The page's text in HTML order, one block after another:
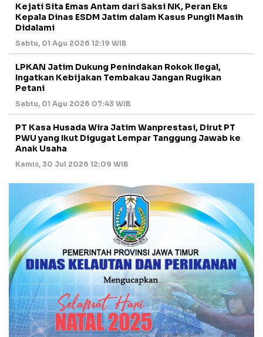
Kejati Sita Emas Antam dari Saksi NK, Peran Eks
Kepala Dinas ESDM Jatim dalam Kasus Pungli Masih
Didalami
Sabtu, 01 Agu 2026 12:19 WIB
LPKAN Jatim Dukung Penindakan Rokok Ilegal,
Ingatkan Kebijakan Tembakau Jangan Rugikan
Petani
Sabtu, 01 Agu 2026 07:43 WIB
PT Kasa Husada Wira Jatim Wanprestasi, Dirut PT
PWU yang Ikut Digugat Lempar Tanggung Jawab ke
Anak Usaha
Kamis, 30 Jul 2026 12:09 WIB